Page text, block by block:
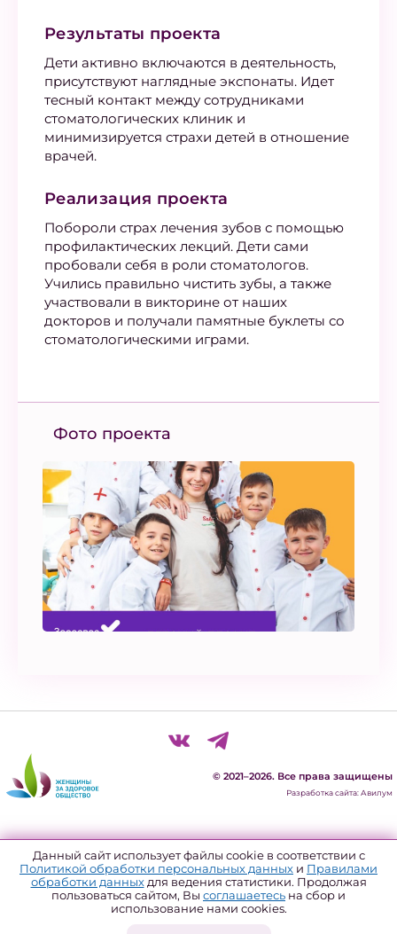
Результаты проекта
Дети активно включаются в деятельность,
присутствуют наглядные экспонаты. Идет
тесный контакт между сотрудниками
стоматологических клиник и
минимизируется страхи детей в отношение
врачей.
Реализация проекта
Побороли страх лечения зубов с помощью
профилактических лекций. Дети сами
пробовали себя в роли стоматологов.
Учились правильно чистить зубы, а также
участвовали в викторине от наших
докторов и получали памятные буклеты со
стоматологическими играми.
Фото проекта
© 2021–2026. Все права защищены
Разработка сайта: Авилум
Политика конфиденциальности
Согласие на обработку персональных данных
Политика использования файлов куки
Данный сайт использует файлы cookie в соответствии с
Политикой обработки персональных данных и Правилами
обработки данныхдля ведения статистики. Продолжая
пользоваться сайтом, Вы соглашаетесь на сбор и
использование нами cookies.